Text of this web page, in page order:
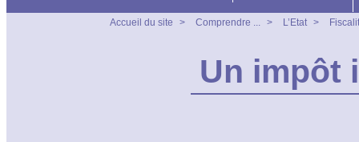
Accueil du site > Comprendre ... > L’Etat >
Un impôt